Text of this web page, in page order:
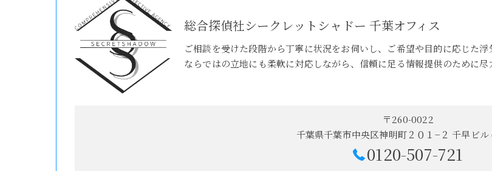
総合探偵社シークレットシャドー 千葉オフィス
ご相談を受けた段階から丁寧に状況をお伺いし、ご希望や目的に応じた
ならではの立地にも柔軟に対応しながら、信頼に足る情報提供のために尽
〒260-0022
千葉県千葉市中央区神明町２０１−２ 千早ビル
0120-507-721